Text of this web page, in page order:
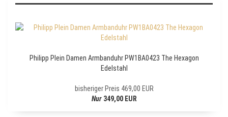
W
S
Philipp Plein Damen Armbanduhr PW1BA0423 The Hexagon
Edelstahl
bisheriger Preis 469,00 EUR
Nur349,00 EUR